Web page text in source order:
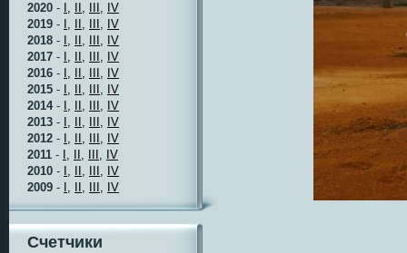
2020 - I, II, III, IV
2019 - I, II, III, IV
2018 - I, II, III, IV
2017 - I, II, III, IV
2016 - I, II, III, IV
2015 - I, II, III, IV
2014- I, II, III, IV
2013 - I, II, III, IV
2012 - I, II, III, IV
2011 - I, II, III, IV
2010 - I, II, III, IV
2009 - I, II, III, IV
Счетчики